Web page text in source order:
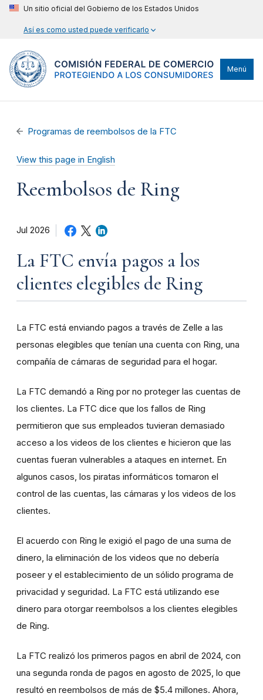
Un sitio oficial del Gobierno de los Estados Unidos
Así es como usted puede verificarlo
Menú
Programas de reembolsos de la FTC
View this page in English
Reembolsos de Ring
Jul 2026
La FTC envía pagos a los
clientes elegibles de Ring
La FTC está enviando pagos a través de Zelle a las
personas elegibles que tenían una cuenta con Ring, una
compañía de cámaras de seguridad para el hogar.
La FTC demandó a Ring por no proteger las cuentas de
los clientes. La FTC dice que los fallos de Ring
permitieron que sus empleados tuvieran demasiado
acceso a los videos de los clientes e hicieron que las
cuentas fueran vulnerables a ataques en internet. En
algunos casos, los piratas informáticos tomaron el
control de las cuentas, las cámaras y los videos de los
clientes.
El acuerdo con Ring le exigió el pago de una suma de
dinero, la eliminación de los videos que no debería
poseer y el establecimiento de un sólido programa de
privacidad y seguridad. La FTC está utilizando ese
dinero para otorgar reembolsos a los clientes elegibles
de Ring.
La FTC realizó los primeros pagos en abril de 2024, con
una segunda ronda de pagos en agosto de 2025, lo que
resultó en reembolsos de más de $5.4 millones. Ahora,